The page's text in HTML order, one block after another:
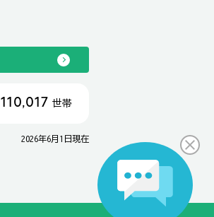
110,017 世帯
2026年6月1日現在